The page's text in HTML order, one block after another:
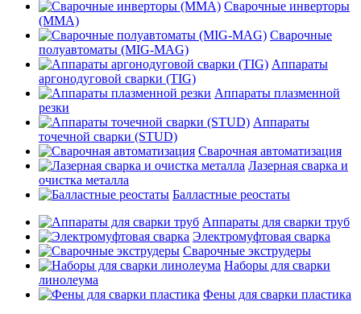
Сварочные инверторы
(MMA)
Сварочные
полуавтоматы (MIG-MAG)
Аппараты
аргонодуговой сварки (TIG)
Аппараты плазменной
резки
Аппараты
точечной сварки (STUD)
Сварочная автоматизация
Лазерная сварка и
очистка металла
Балластные реостаты
Аппараты для сварки труб
Электромуфтовая сварка
Сварочные экструдеры
Наборы для сварки
линолеума
Фены для сварки пластика